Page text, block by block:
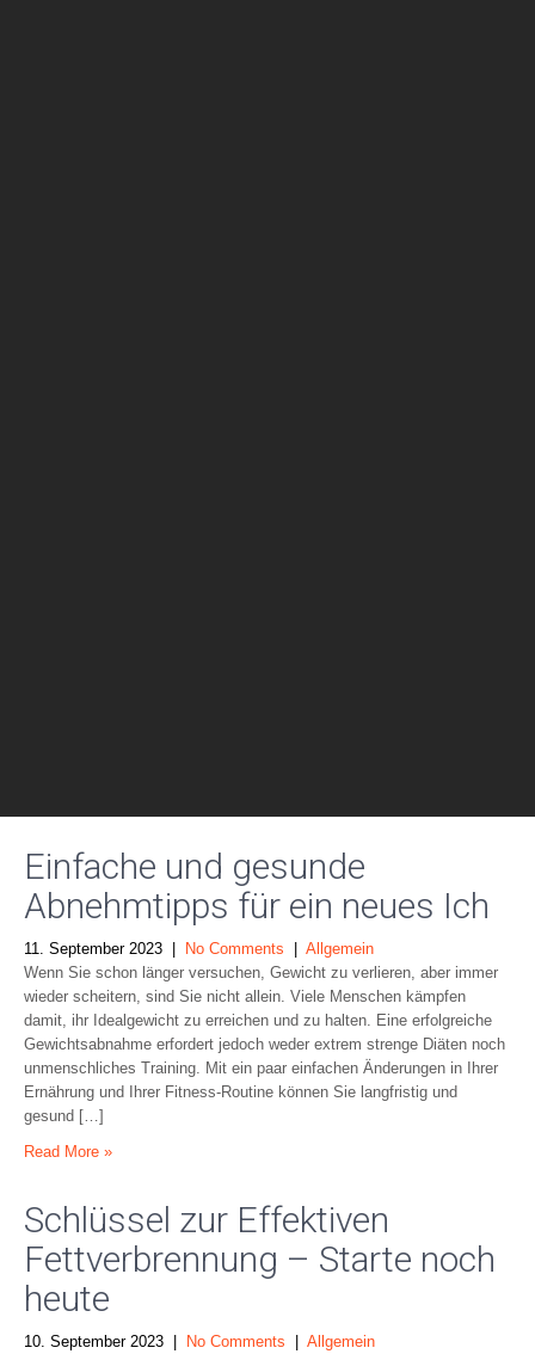
Einfache und gesunde
Abnehmtipps für ein neues Ich
11. September 2023 No Comments
Allgemein
Wenn Sie schon länger versuchen, Gewicht zu verlieren, aber immer
wieder scheitern, sind Sie nicht allein. Viele Menschen kämpfen
damit, ihr Idealgewicht zu erreichen und zu halten. Eine erfolgreiche
Gewichtsabnahme erfordert jedoch weder extrem strenge Diäten noch
unmenschliches Training. Mit ein paar einfachen Änderungen in Ihrer
Ernährung und Ihrer Fitness-Routine können Sie langfristig und
gesund […]
Read More »
Schlüssel zur Effektiven
Fettverbrennung – Starte noch
heute
10. September 2023 No Comments
Allgemein